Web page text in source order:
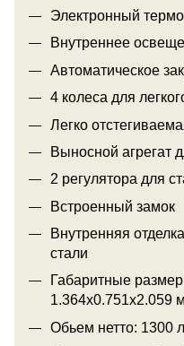
Электронный
Внутреннее
Автоматическое
4 колеса для
Легко
Выносной агрегат
2 регулятора для
Встроенный замок
Внутренняя
стали
Габаритные
1.364х0.751х2.059 м
Обьем нетто: 1300 л